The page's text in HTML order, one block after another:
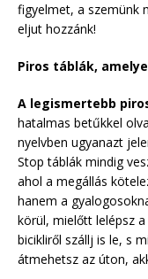
figyelmet, a szemünk
eljut hozzánk!
Piros táblák,
A legismertebb
hatalmas betűkkel
nyelvben ugyanazt
Stop táblák mindig
ahol a megállás
hanem a
körül, mielőtt lelépsz
bicikliről szállj is le, s
átmehetsz az úton,